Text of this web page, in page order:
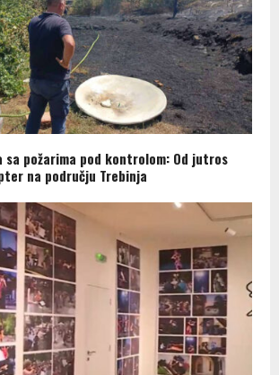
sa požarima pod kontrolom: Od jutros
na području Trebinja